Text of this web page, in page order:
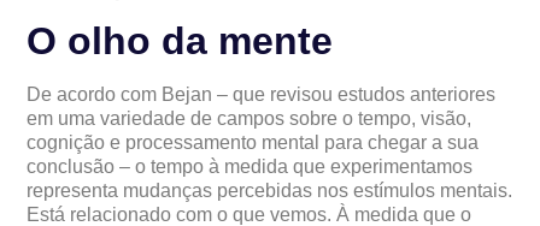
O olho da mente
De acordo com Bejan – que revisou estudos anteriores
em uma variedade de campos sobre o tempo, visão,
cognição e processamento mental para chegar a sua
conclusão – o tempo à medida que experimentamos
representa mudanças percebidas nos estímulos mentais.
Está relacionado com o que vemos. À medida que o